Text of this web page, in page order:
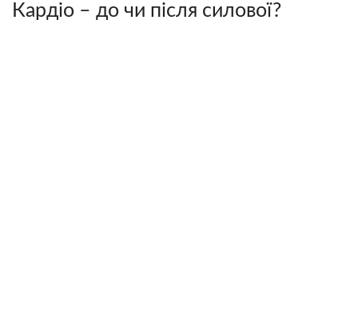
Кардіо – до чи після силової?